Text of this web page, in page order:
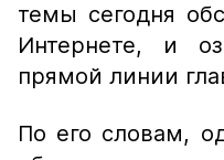
темы сегодня
Интернете, и
прямой линии
По его словам,